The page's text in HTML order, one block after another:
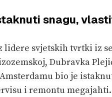
snagu,
lidere svjetskih tvrtki iz
Dubravka
bio je
i remontu